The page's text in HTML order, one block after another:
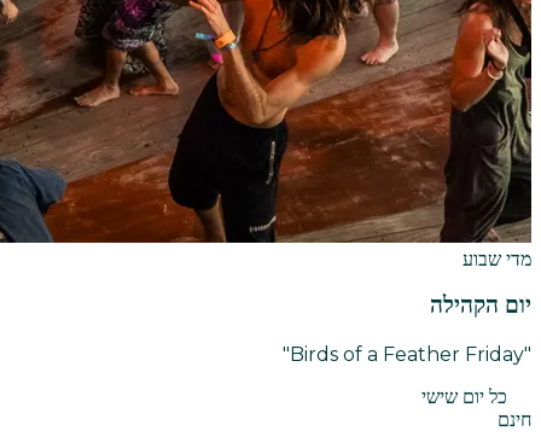
מדי שבוע
יום הקהילה
"Birds of a Feather Friday"
כל יום שישי
חינם